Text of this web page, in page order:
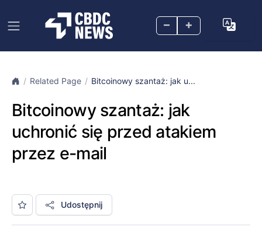
– +
Related Page Bitcoinowy szantaż: jak u...
Bitcoinowy szantaż: jak
uchronić się przed atakiem
przez e-mail
Udostępnij